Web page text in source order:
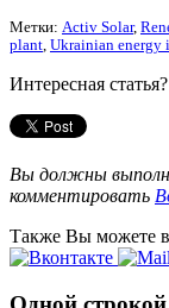
Метки: Activ Solar,
plant, Ukrainian energy
Интересная
Вы должны
комментировать
Также Вы можете